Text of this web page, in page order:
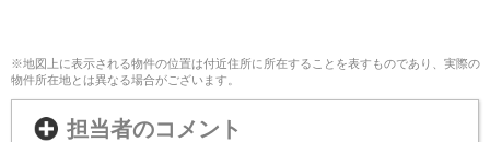
※地図上に表示される物件の位置は付近住所に所在することを表すものであり、実際の
物件所在地とは異なる場合がございます。
担当者のコメント